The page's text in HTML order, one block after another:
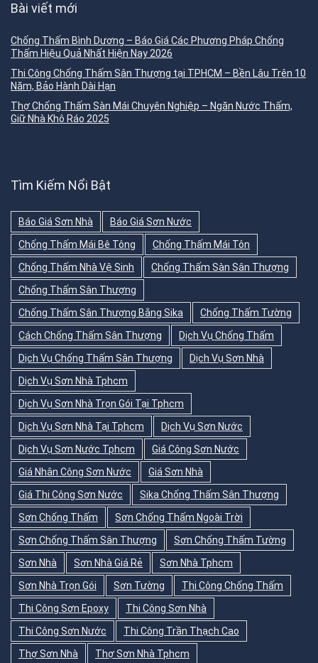
Bài viết mới
Chống Thấm Bình Dương – Báo Giá Các Phương Pháp Chống
Thấm Hiệu Quả Nhất Hiện Nay 2026
Thi Công Chống Thấm Sân Thượng tại TPHCM – Bền Lâu Trên 10
Năm, Bảo Hành Dài Hạn
Thợ Chống Thấm Sàn Mái Chuyên Nghiệp – Ngăn Nước Thấm,
Giữ Nhà Khô Ráo 2025
Tìm Kiếm Nổi Bật
Báo Giá Sơn Nhà
Báo Giá Sơn Nước
Chống Thấm Mái Bê Tông
Chống Thấm Mái Tôn
Chống Thấm Nhà Vệ Sinh
Chống Thấm Sàn Sân Thượng
Chống Thấm Sân Thượng
Chống Thấm Sân Thượng Bằng Sika
Chống Thấm Tường
Cách Chống Thấm Sân Thượng
Dịch Vụ Chống Thấm
Dịch Vụ Chống Thấm Sân Thượng
Dịch Vụ Sơn Nhà
Dịch Vụ Sơn Nhà Tphcm
Dịch Vụ Sơn Nhà Trọn Gói Tại Tphcm
Dịch Vụ Sơn Nhà Tại Tphcm
Dịch Vụ Sơn Nước
Dịch Vụ Sơn Nước Tphcm
Giá Công Sơn Nước
Giá Nhân Công Sơn Nước
Giá Sơn Nhà
Giá Thi Công Sơn Nước
Sika Chống Thấm Sân Thượng
Sơn Chống Thấm
Sơn Chống Thấm Ngoài Trời
Sơn Chống Thấm Sân Thượng
Sơn Chống Thấm Tường
Sơn Nhà
Sơn Nhà Giá Rẻ
Sơn Nhà Tphcm
Sơn Nhà Trọn Gói
Sơn Tường
Thi Công Chống Thấm
Thi Công Sơn Epoxy
Thi Công Sơn Nhà
Thi Công Sơn Nước
Thi Công Trần Thạch Cao
Thợ Sơn Nhà
Thợ Sơn Nhà Tphcm